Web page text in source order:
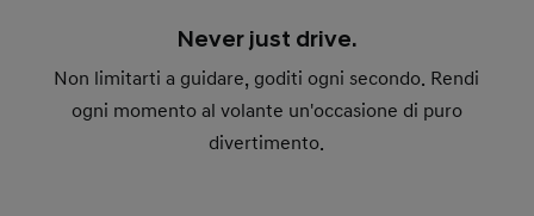
Never just drive.
Non limitarti a guidare, goditi ogni secondo. Rendi
ogni momento al volante un'occasione di puro
divertimento.